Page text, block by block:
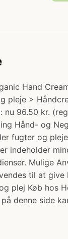
Hand
pleje >
nu 96.50 kr.
Hånd- og
fugter og
indeholder
Mulige
til at give
plej Køb hos
denne side